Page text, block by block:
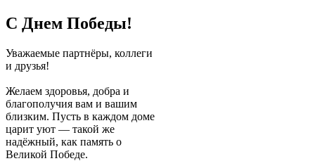
С Днем Победы!
Уважаемые партнёры, коллеги
и друзья!
Желаем здоровья, добра и
благополучия вам и вашим
близким. Пусть в каждом доме
царит уют — такой же
надёжный, как память о
Великой Победе.